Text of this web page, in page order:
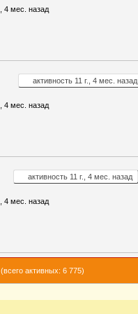
4 мес. назад
активность 11 г., 4 мес. назад
4 мес. назад
активность 11 г., 4 мес. назад
4 мес. назад
активных: 6 775)